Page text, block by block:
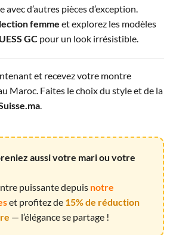
d’autres pièces d’exception.
femme et explorez les modèles
GC pour un look irrésistible.
et recevez votre montre
Maroc. Faites le choix du style et de la
.
aussi votre mari ou votre
puissante depuis notre
et profitez de 15% de réduction
— l’élégance se partage !